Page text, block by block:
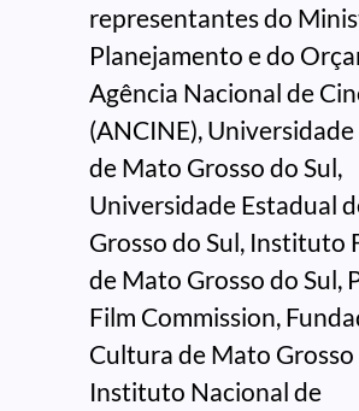
representantes do
Planejamento e do
Agência Nacional de
(ANCINE),
de Mato Grosso do Sul,
Universidade Estadual
Grosso do Sul, Instituto
de Mato Grosso do Sul,
Film Commission,
Cultura de Mato Grosso
Instituto Nacional de